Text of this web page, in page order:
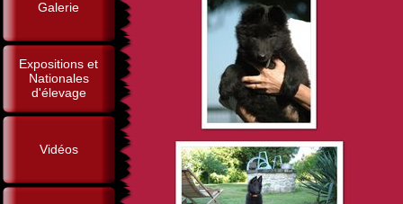
Galerie
Expositions et
Nationales
d'élevage
Vidéos